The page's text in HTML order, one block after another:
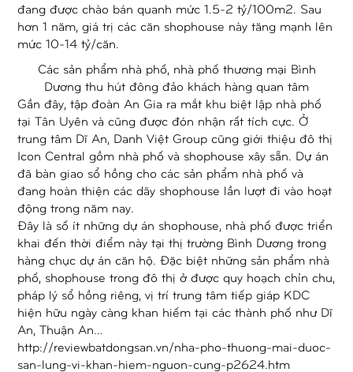
đang được chào bán quanh mức 1.5-2 tỷ/100m2. Sau
hơn 1 năm, giá trị các căn shophouse này tăng mạnh lên
mức 10-14 tỷ/căn.
Các sản phẩm nhà phố, nhà phố thương mại Bình
Dương thu hút đông đảo khách hàng quan tâm
Gần đây, tập đoàn An Gia ra mắt khu biệt lập nhà phố
tại Tân Uyên và cũng được đón nhận rất tích cực. Ở
trung tâm Dĩ An, Danh Việt Group cũng giới thiệu đô thị
Icon Central gồm nhà phố và shophouse xây sẵn. Dự án
đã bàn giao sổ hồng cho các sản phẩm nhà phố và
đang hoàn thiện các dãy shophouse lần lượt đi vào hoạt
động trong năm nay.
Đây là số ít những dự án shophouse, nhà phố được triển
khai đến thời điểm này tại thị trường Bình Dương trong
hàng chục dự án căn hộ. Đặc biệt những sản phẩm nhà
phố, shophouse trong đô thị ở được quy hoạch chỉn chu,
pháp lý sổ hồng riêng, vị trí trung tâm tiếp giáp KDC
hiện hữu ngày càng khan hiếm tại các thành phố như Dĩ
An, Thuận An…
http://reviewbatdongsan.vn/nha-pho-thuong-mai-duoc-
san-lung-vi-khan-hiem-nguon-cung-p2624.htm